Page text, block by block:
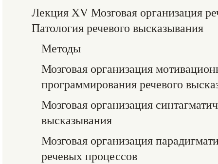
Лекция XV Мозговая организация
Патология речевого высказывания
Методы
Мозговая организация
программирования речевого
Мозговая организация
высказывания
Мозговая организация
речевых процессов